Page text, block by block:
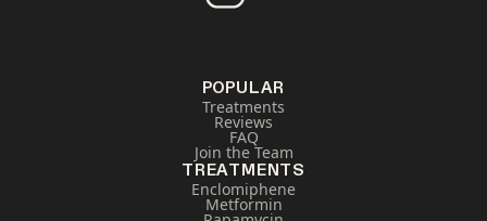
POPULAR
Treatments
Reviews
FAQ
Join the Team
TREATMENTS
Enclomiphene
Metformin